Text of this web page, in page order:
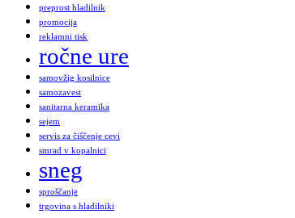
preprost hladilnik
promocija
reklamni tisk
ročne ure
samovžig kosilnice
samozavest
sanitarna keramika
sejem
servis za čiščenje cevi
smrad v kopalnici
sneg
sproščanje
trgovina s hladilniki